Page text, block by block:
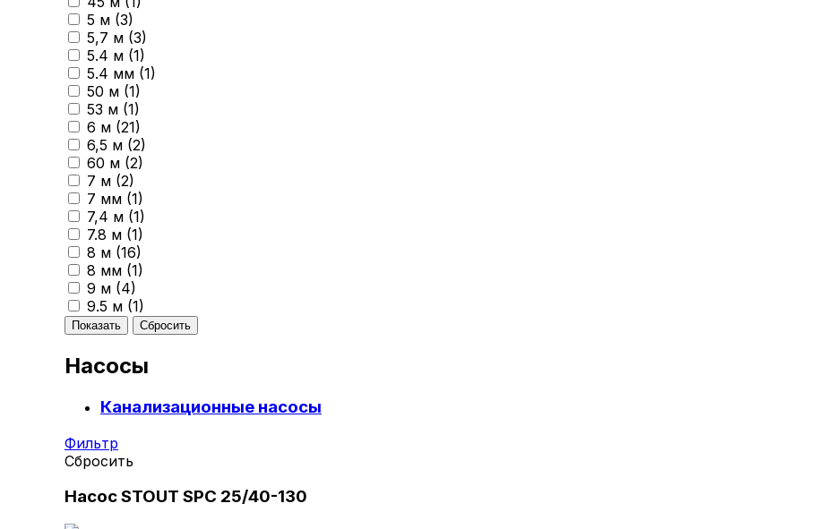
5 м (3)
5,7 м (3)
5.4 м (1)
5.4 мм (1)
50 м (1)
53 м (1)
6 м (21)
6,5 м (2)
60 м (2)
7 м (2)
7 мм (1)
7,4 м (1)
7.8 м (1)
8 м (16)
8 мм (1)
9 м (4)
9.5 м (1)
Насосы
Канализационные насосы
Фильтр
Сбросить
Насос STOUT SPC 25/40-130